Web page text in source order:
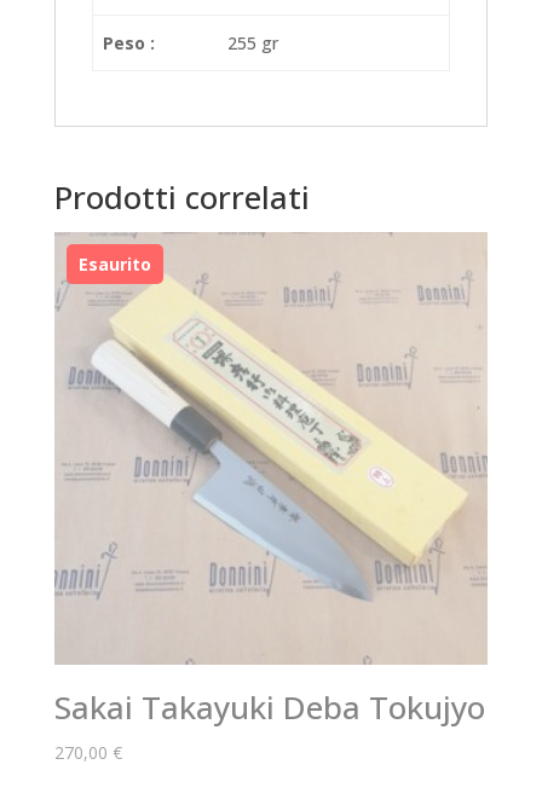
Peso : 255 gr
Prodotti correlati
Sakai Takayuki Deba Tokujyo
270,00 €